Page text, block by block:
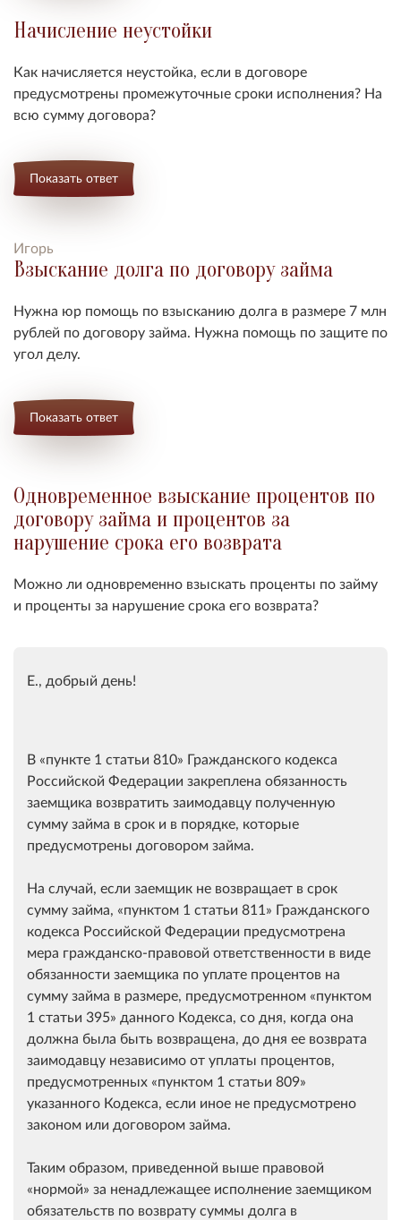
Начисление неустойки
Как начисляется неустойка, если в договоре
предусмотрены промежуточные сроки исполнения? На
всю сумму договора?
Показать ответ
Игорь
Взыскание долга по договору займа
Нужна юр помощь по взысканию долга в размере 7 млн
рублей по договору займа. Нужна помощь по защите по
угол делу.
Показать ответ
Одновременное взыскание процентов по
договору займа и процентов за
нарушение срока его возврата
Можно ли одновременно взыскать проценты по займу
и проценты за нарушение срока его возврата?
Е., добрый день!
В пункте 1 статьи 810
Гражданского кодекса
Российской Федерации закреплена обязанность
заемщика возвратить заимодавцу полученную
сумму займа в срок и в порядке, которые
предусмотрены договором займа.
На случай, если заемщик не возвращает в срок
сумму займа,
пунктом 1 статьи 811
Гражданского
кодекса Российской Федерации предусмотрена
мера гражданско-правовой ответственности в виде
обязанности заемщика по уплате процентов на
сумму займа в размере, предусмотренном
пунктом
1 статьи 395
данного Кодекса, со дня, когда она
должна была быть возвращена, до дня ее возврата
заимодавцу независимо от уплаты процентов,
предусмотренных
пунктом 1 статьи 809
указанного Кодекса, если иное не предусмотрено
законом или договором займа.
Таким образом, приведенной выше правовой
нормой
за ненадлежащее исполнение заемщиком
обязательств по возврату суммы долга в